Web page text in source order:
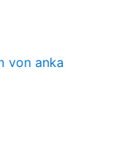
von anka